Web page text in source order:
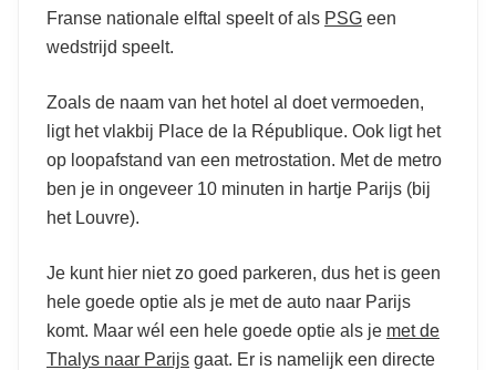
Franse nationale elftal speelt of als PSG een
wedstrijd speelt.
Zoals de naam van het hotel al doet vermoeden,
ligt het vlakbij Place de la République. Ook ligt het
op loopafstand van een metrostation. Met de metro
ben je in ongeveer 10 minuten in hartje Parijs (bij
het Louvre).
Je kunt hier niet zo goed parkeren, dus het is geen
hele goede optie als je met de auto naar Parijs
komt. Maar wél een hele goede optie als je met de
Thalys naar Parijs gaat. Er is namelijk een directe